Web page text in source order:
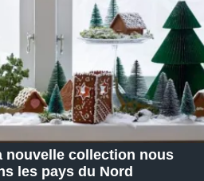
nouvelle collection nous
les pays du Nord